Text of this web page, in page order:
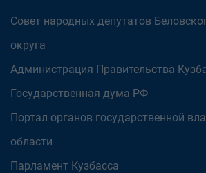
Совет народных депутатов
округа
Администрация Правительства
Государственная дума РФ
Портал органов государственной
области
Парламент Кузбасса